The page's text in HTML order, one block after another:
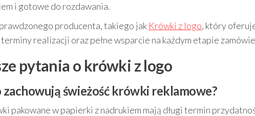
i gotowe do rozdawania.
producenta, takiego jak Krówki z logo, który
realizacji oraz pełne wsparcie na każdym etapie
pytania o krówki z logo
zachowują świeżość krówki reklamowe?
pakowane w papierki z nadrukiem mają długi termin